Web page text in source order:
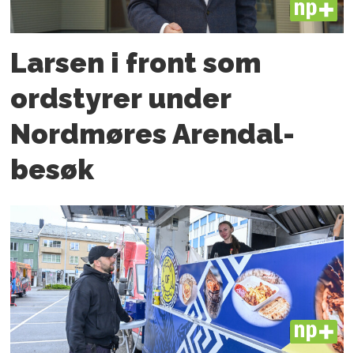
PLUS
Larsen i front som
ordstyrer under
Nordmøres Arendal-
besøk
PLUS